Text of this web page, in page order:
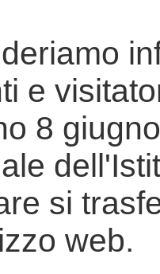
e
8
si
web.